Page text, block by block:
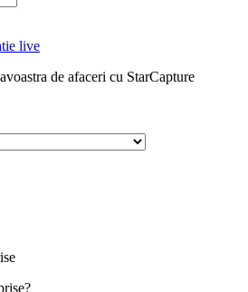
live
de afaceri cu StarCapture